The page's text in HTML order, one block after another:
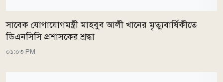
সাবেক যোগাযোগমন্ত্রী মাহবুব আলী খানের মৃত্যুবার্ষিকীতে
ডিএনসিসি প্রশাসকের শ্রদ্ধা
০১:০৩ PM